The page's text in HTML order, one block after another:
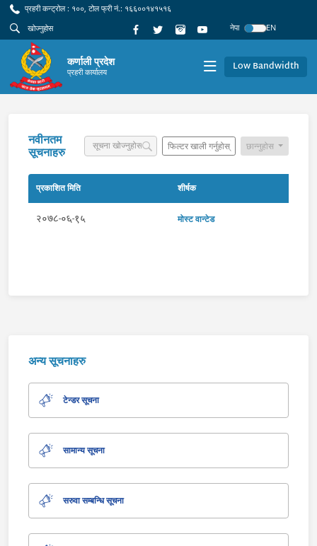
प्रहरी कन्ट्रोल : १००, टोल फ्री नं.: १६६००१४१५१६
नेपा
EN
कर्णाली प्रदेश
प्रहरी कार्यालय Low Bandwidth
नवीनतम
सूचनाहरु
फिल्टर खाली गर्नुहोस् छान्नुहोस
प्रकाशित मिति शीर्षक
२०७८-०६-१५ मोस्ट वान्टेड
अन्य सूचनाहरु
टेन्डर सूचना
सामान्य सूचना
सरुवा सम्बन्धि सूचना